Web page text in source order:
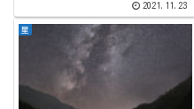
的地は以前から行ってみたかった
開聞岳です。自粛明け早々に張り
切り過ぎて、後日腰を痛めてしま
いましたが、久しぶりの撮影は
2021.11.23
星